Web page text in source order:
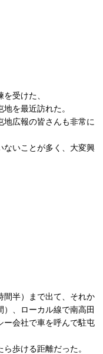
受けた、
を最近訪れた。
広報の皆さんも非常に
ないことが多く、大変興
間半）まで出て、それか
、ローカル線で南高田
ー会社で車を呼んで駐屯
歩ける距離だった。